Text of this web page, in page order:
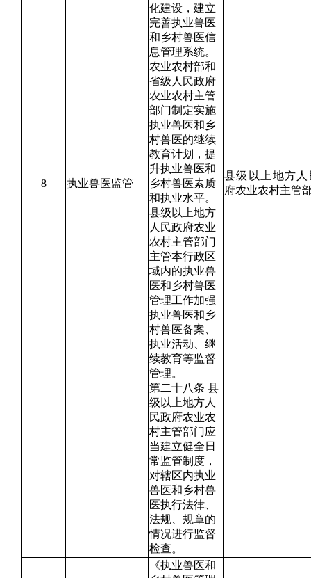
8 执业兽医监管
化建设，建立
完善执业兽医
和乡村兽医信
息管理系统。
农业农村部和
省级人民政府
农业农村主管
部门制定实施
执业兽医和乡
村兽医的继续
教育计划，提
升执业兽医和
乡村兽医素质
和执业水平。
县级以上地方
人民政府农业
农村主管部门
主管本行政区
域内的执业兽
医和乡村兽医
管理工作加强
执业兽医和乡
村兽医备案、
执业活动、继
续教育等监督
管理。
第二十八条 县
级以上地方人
民政府农业农
村主管部门应
当建立健全日
常监管制度，
对辖区内执业
兽医和乡村兽
医执行法律、
法规、规章的
情况进行监督
检查。
县级以上地方人
府农业农村主管
《执业兽医和